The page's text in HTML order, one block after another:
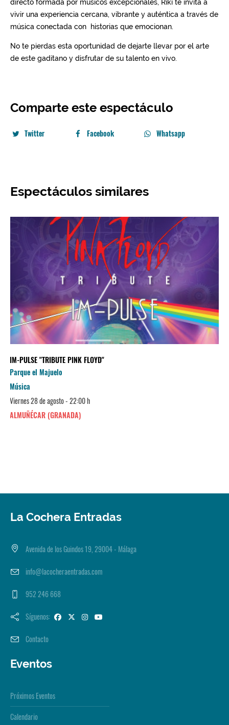
Comparte este espectáculo
Twitter Facebook Whatsapp
Espectáculos similares
IM-PULSE "TRIBUTE PINK FLOYD"
Parque el Majuelo
Música
Viernes 28 de agosto - 22:00 h
ALMUÑÉCAR (GRANADA)
La Cochera Entradas
Avenida de los Guindos 19, 29004 - Málaga
info@lacocheraentradas.com
952 246 668
Síguenos:
Contacto
Eventos
Próximos Eventos
Calendario